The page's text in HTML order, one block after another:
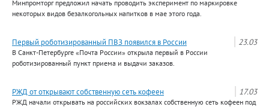
Минпромторг предложил начать проводить эксперимент по маркировке
некоторых видов безалкогольных напитков в мае этого года.
23.03
Первый роботизированный ПВЗ появился в России
В Санкт-Петербурге «Почта России» открыла первый в России
роботизированный пункт приема и выдачи заказов.
17.03
РЖД от открывают собственную сеть кофеен
РЖД начали открывать на российских вокзалах собственную сеть кофеен под